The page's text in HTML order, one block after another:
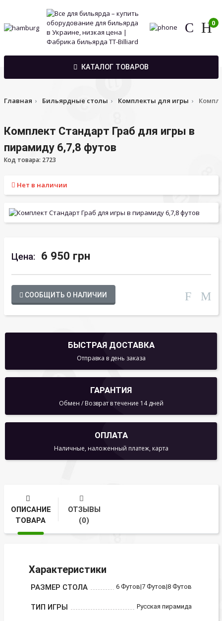
0
КАТАЛОГ ТОВАРОВ
Главная Бильярдные столы Комплекты для игры
Комплект Стандарт Граб для игры в
пирамиду 6,7,8 футов
Код товара: 2723
Нет в наличии
Цена: 6 950 грн
СООБЩИТЬ О НАЛИЧИИ
БЫСТРАЯ ДОСТАВКА
Отправка в день заказа
ГАРАНТИЯ
Обмен / Возврат в течение 14 дней
ОПЛАТА
Наличные, наложенный платеж, карта
ОПИСАНИЕ
ТОВАРА
ОТЗЫВЫ
(0)
Характеристики
РАЗМЕР СТОЛА 6 Футов|7 Футов|8 Футов
ТИП ИГРЫ Русская пирамида